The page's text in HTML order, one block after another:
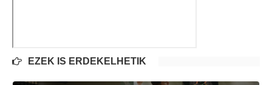
EZEK IS ÉRDEKELHETIK